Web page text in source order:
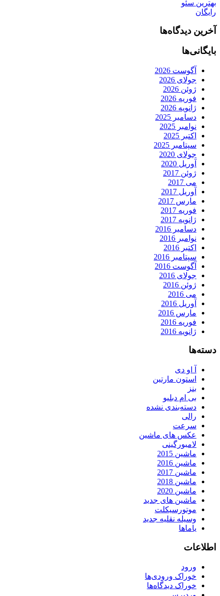
بهترین سئو
رایگان
آخرین دیدگاه‌ها
بایگانی‌ها
آگوست 2026
جولای 2026
ژوئن 2026
فوریه 2026
ژانویه 2026
دسامبر 2025
نوامبر 2025
اکتبر 2025
سپتامبر 2025
جولای 2020
آوریل 2020
ژوئن 2017
می 2017
آوریل 2017
مارس 2017
فوریه 2017
ژانویه 2017
دسامبر 2016
نوامبر 2016
اکتبر 2016
سپتامبر 2016
آگوست 2016
جولای 2016
ژوئن 2016
می 2016
آوریل 2016
مارس 2016
فوریه 2016
ژانویه 2016
دسته‌ها
آ او دی
استون مارتین
بنز
بی ام دبلیو
دسته‌بندی نشده
رالی
سرعت
عکس های ماشین
لامبورگینی
ماشین 2015
ماشین 2016
ماشین 2017
ماشین 2018
ماشین 2020
ماشین های جدید
موتورسیکلت
وسیله نقلیه جدید
یاماها
اطلاعات
ورود
خوراک ورودی‌ها
خوراک دیدگاه‌ها